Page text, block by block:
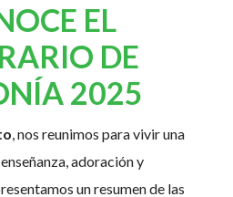
EL
DE
2025
, nos reunimos para vivir una
adoración y
un resumen de las